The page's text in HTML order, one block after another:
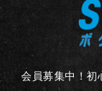
会員募集中！初